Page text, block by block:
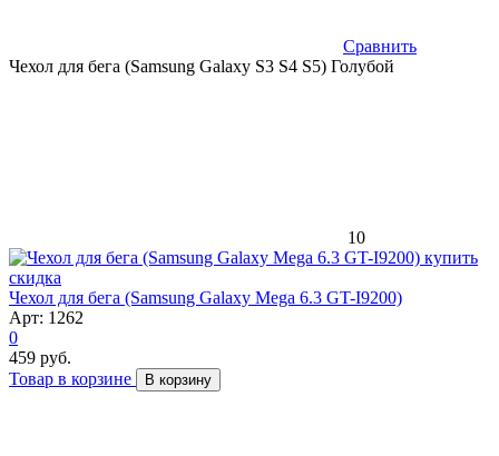
Сравнить
Чехол для бега (Samsung Galaxy S3 S4 S5) Голубой
10
скидка
Чехол для бега (Samsung Galaxy Mega 6.3 GT-I9200)
Арт: 1262
0
459 руб.
Товар в корзине
В корзину